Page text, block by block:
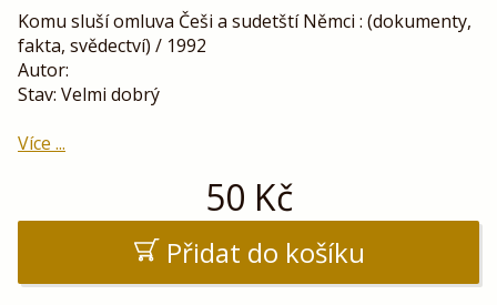
Komu sluší omluva Češi a sudetští Němci : (dokumenty,
fakta, svědectví) / 1992
Autor:
Stav: Velmi dobrý
Více ...
50 Kč
Přidat do košíku